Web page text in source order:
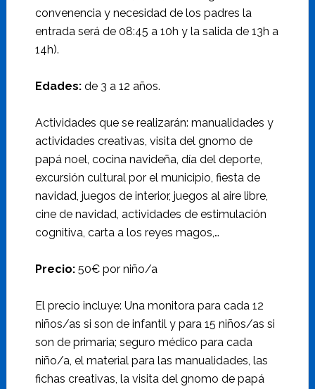
convenencia y necesidad de los padres la
entrada será de 08:45 a 10h y la salida de 13h a
14h).
Edades:de 3 a 12 años.
Actividades que se realizarán: manualidades y
actividades creativas, visita del gnomo de
papá noel, cocina navideña, día del deporte,
excursión cultural por el municipio, fiesta de
navidad, juegos de interior, juegos al aire libre,
cine de navidad, actividades de estimulación
cognitiva, carta a los reyes magos,…
Precio:50€ por niño/a
El precio incluye: Una monitora para cada 12
niños/as si son de infantil y para 15 niños/as si
son de primaria; seguro médico para cada
niño/a, el material para las manualidades, las
fichas creativas, la visita del gnomo de papá